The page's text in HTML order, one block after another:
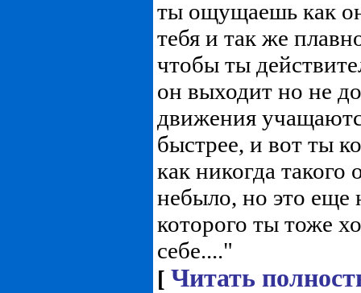
ты ощущаешь как
тебя и так же
чтобы ты
он выходит но не
движения
быстрее, и вот ты
как никогда такого
небыло, но это еще
которого ты тоже
себе...."
[ Читать